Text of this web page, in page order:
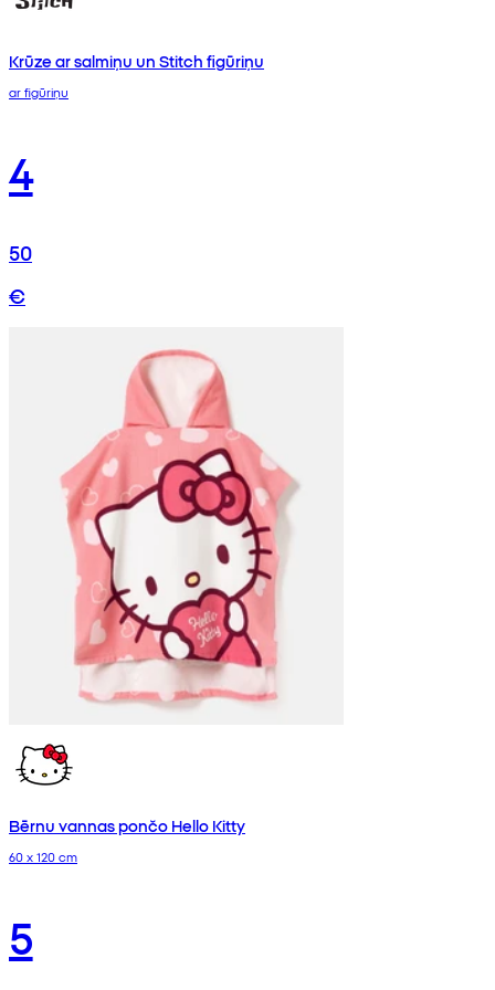
Krūze ar salmiņu un Stitch figūriņu
ar figūriņu
4
50
€
Bērnu vannas pončo Hello Kitty
60 x 120 cm
5